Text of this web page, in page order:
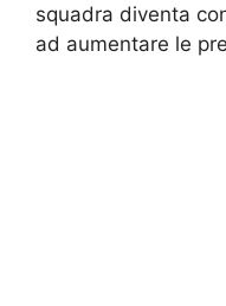
squadra diventa
ad aumentare le